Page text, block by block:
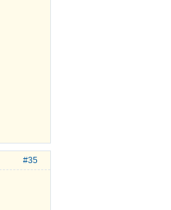
#35